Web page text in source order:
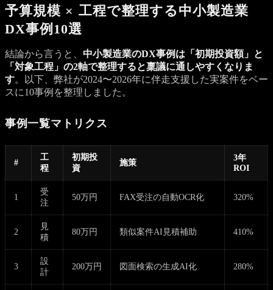
予算規模 × 工程で整理する中小製造業
DX事例10選
結論から言うと、 中小製造業のDX事例は「初期投資額」と
「対象工程」の2軸で整理すると稟議に通しやすくなりま
す。以下、弊社が2024〜2026年に伴走支援した実案件をベー
スに10事例を整理しました。
事例一覧マトリクス
#
工
程
初期投
資
施策
3年
ROI
1
受
注
50万円 FAX受注の自動OCR化 320%
2
見
積
80万円 類似案件AI見積補助 410%
3
設
計
200万円 図面検索の生成AI化 280%